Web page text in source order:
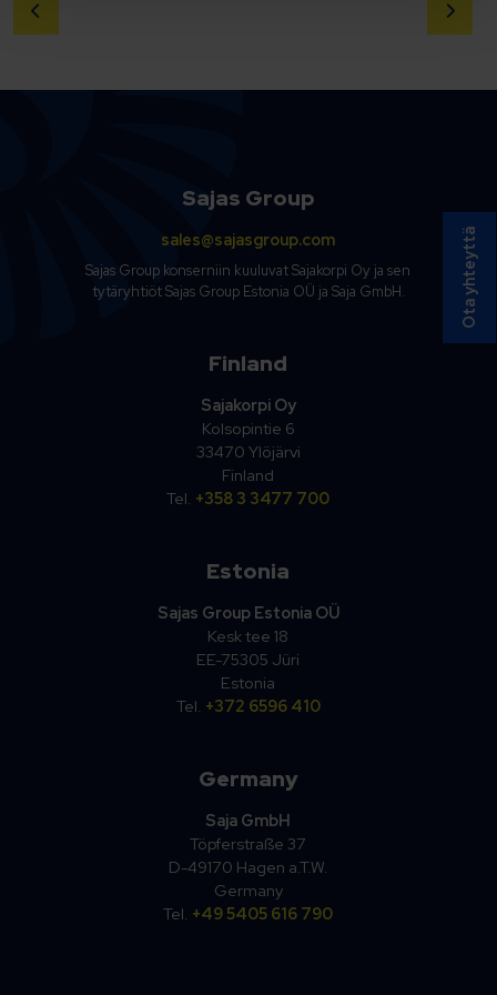
Sajas Group
sales@sajasgroup.com
Sajas Group konserniin kuuluvat Sajakorpi Oy ja sen
tytäryhtiöt Sajas Group Estonia OÜ ja Saja GmbH.
Finland
Sajakorpi Oy
Kolsopintie 6
33470 Ylöjärvi
Finland
Tel. +358 3 3477 700
Estonia
Sajas Group Estonia OÜ
Kesk tee 18
EE-75305 Jüri
Estonia
Tel. +372 6596 410
Germany
Saja GmbH
Töpferstraße 37
D-49170 Hagen a.T.W.
Germany
Tel. +49 5405 616 790
Ota yhteyttä